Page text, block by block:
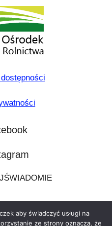
aby świadczyć usługi na
ze strony oznacza, że